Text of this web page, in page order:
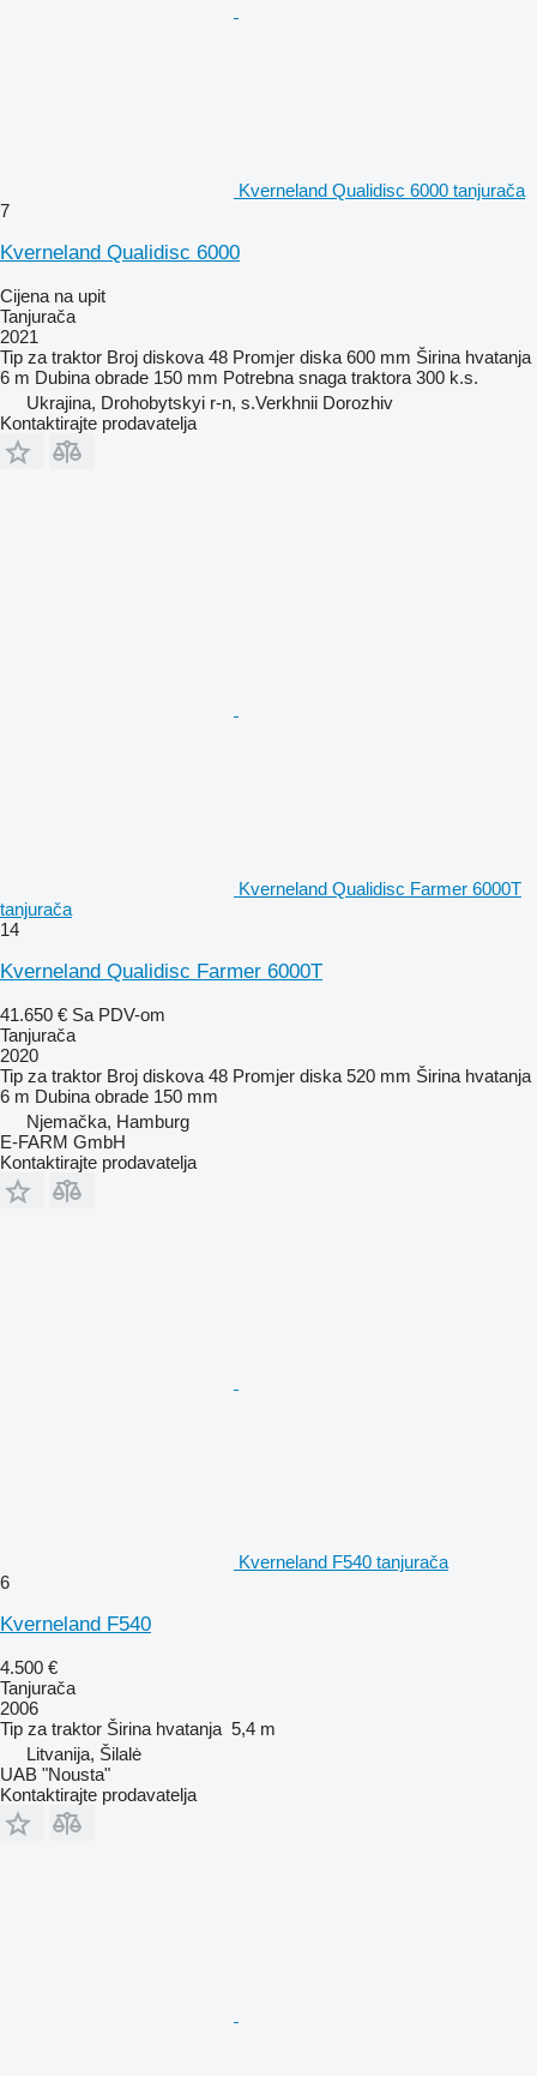
Kverneland Qualidisc 6000 tanjurača
7
Kverneland Qualidisc 6000
Cijena na upit
Tanjurača
2021
Tip za traktor Broj diskova 48 Promjer diska 600 mm Širina hvatanja
6 m Dubina obrade 150 mm Potrebna snaga traktora 300 k.s.
Ukrajina, Drohobytskyi r-n, s.Verkhnii Dorozhiv
Kontaktirajte prodavatelja
Kverneland Qualidisc Farmer 6000T
tanjurača
14
Kverneland Qualidisc Farmer 6000T
41.650 € Sa PDV-om
Tanjurača
2020
Tip za traktor Broj diskova 48 Promjer diska 520 mm Širina hvatanja
6 m Dubina obrade 150 mm
Njemačka, Hamburg
E-FARM GmbH
Kontaktirajte prodavatelja
Kverneland F540 tanjurača
6
Kverneland F540
4.500 €
Tanjurača
2006
Tip za traktor Širina hvatanja 5,4 m
Litvanija, Šilalė
UAB "Nousta"
Kontaktirajte prodavatelja